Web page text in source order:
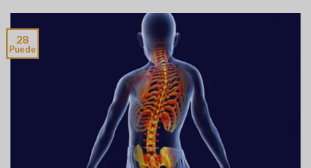
28
Puede